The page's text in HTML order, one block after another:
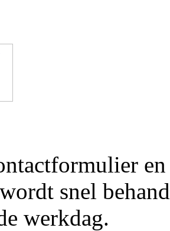
snel
werkdag.